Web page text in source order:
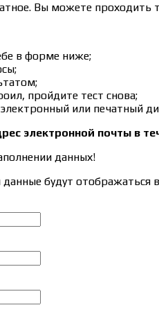
Вы можете проходить
в форме ниже;
пройдите тест снова;
или печатный
электронной почты в
данных!
будут